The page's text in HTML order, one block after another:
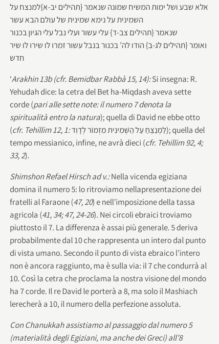
אלא שבע ושל ימות המשיח שמונה שנאמר {תהילים יב-א}למנצח על
השמינית על נימא שמינית של עולם הבא עשר
שנאמר {תהילים צב-ד} עלי עשור ועלי נבל עלי הגיון בכנור
ואומר {תהילים לג-ב} הודו לה’ בכנור בנבל עשור זמרו לו שירו לו שיר
חדש
‘Arakhin 13b (cfr. Bemidbar Rabbà 15, 14):Si insegna: R.
Yehudah dice: la cetra del Bet ha-Miqdash aveva sette
corde (pari alle sette note:il numero 7 denota la
spiritualità entro la natura); quella di David ne ebbe otto
(cfr. Tehillim 12, 1:לַמְנַצֵּחַ עַל הַשְּׁמִינִית מִזְמוֹר לְדָוִד); quella del
tempo messianico, infine, ne avrà dieci (cfr. Tehillim 92, 4;
33, 2).
Shimshon Refael Hirsch ad v.:Nella vicenda egiziana
domina il numero 5: lo ritroviamo nellapresentazione dei
fratelli al Faraone (47, 20) e nell’imposizione della tassa
agricola (41, 34; 47, 24-26). Nei circoli ebraici troviamo
piuttosto il 7. La differenza è assai più generale. 5 deriva
probabilmente dal 10 che rappresenta un intero dal punto
di vista umano. Secondo il punto di vista ebraico l’intero
non è ancora raggiunto, ma è sulla via: il 7 che condurrà al
10. Così la cetra che proclama la nostra visione del mondo
ha 7 corde. Il re David le porterà a 8, ma solo il Mashiach
lerecherà a 10, il numero della perfezione assoluta.
ConChanukkah assistiamo al passaggio dal numero 5
(materialità degli Egiziani, ma anche dei Greci) all’8